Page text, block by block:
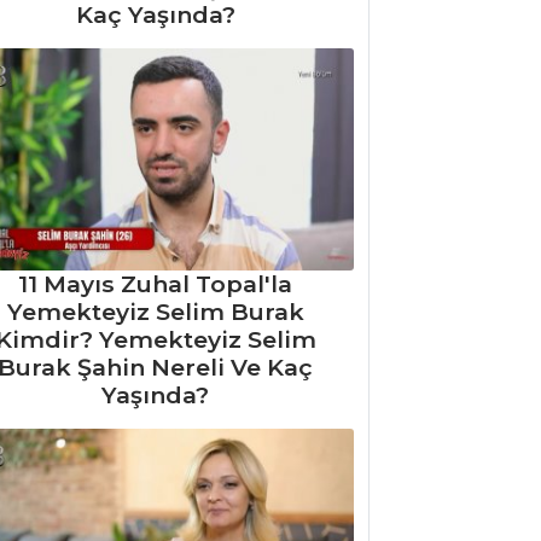
Kaç Yaşında?
11 Mayıs Zuhal Topal'la
Yemekteyiz Selim Burak
Yemekteyiz Selim
Şahin Nereli Ve Kaç
Yaşında?